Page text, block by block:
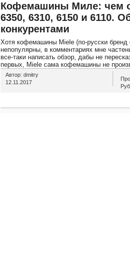
Кофемашины Миле: чем
6350, 6310, 6150 и 6110.
конкурентами
Хотя кофемашины Miele (по-русски
непопулярны, в комментариях мне
все-таки написать обзор, дабы не
первых, Miele сама кофемашины не
Автор: dmitry
12.11.2017